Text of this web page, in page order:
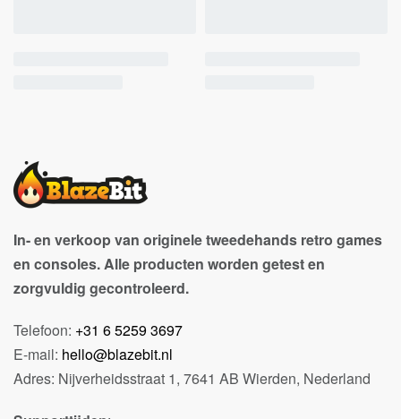
In- en verkoop van originele tweedehands retro games
en consoles. Alle producten worden getest en
zorgvuldig gecontroleerd.
Telefoon: +31 6 5259 3697
E-mail: hello@blazebit.nl
Adres: Nijverheidsstraat 1, 7641 AB Wierden, Nederland